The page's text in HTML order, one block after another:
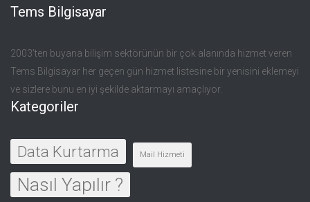
Tems Bilgisayar
2003’ten buyana bilişim sektörünün bir çok alanında hizmet veren
Tems Bilgisayar her geçen gün hizmet listesine bir yenisini eklemeyi
ve sizlere bunu en iyi şekilde aktarmayı amaçlıyor.
Kategoriler
Data Kurtarma Mail Hizmeti
Nasıl Yapılır ?